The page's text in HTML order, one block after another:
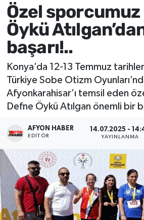
Özel
Öykü
başarı!..
Konya’da 12-13 Temmuz
Türkiye Sobe Otizm
Afyonkarahisar’ı temsil eden
Defne Öykü Atılgan önemli bir
AFYON HABER
EDITÖR
14.07.2025 -
YAYINLANMA
Sağlık
Eğitim
Sivil Toplum
Ekonomi
Magazin
Etkinlikler